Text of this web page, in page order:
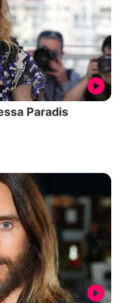
Paradis